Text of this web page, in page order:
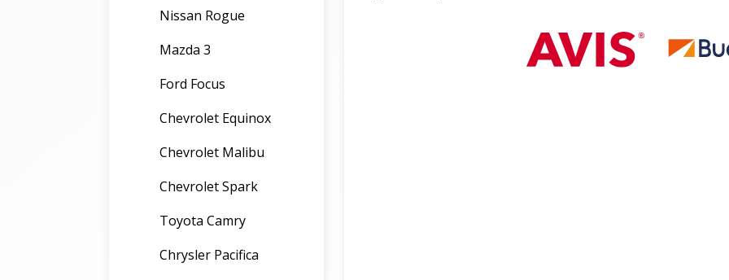
Nissan Rogue
Mazda 3
Ford Focus
Chevrolet Equinox
Chevrolet Malibu
Chevrolet Spark
Toyota Camry
Chrysler Pacifica